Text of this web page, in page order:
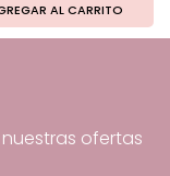
AL CARRITO
ofertas